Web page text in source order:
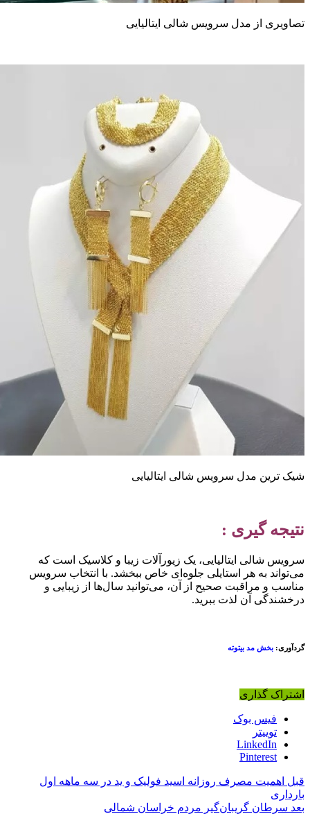
از مدل سرویس شالی ایتالیایی
ترین مدل سرویس شالی ایتالیایی
گیری :
شالی ایتالیایی، یک زیورآلات زیبا و کلاسیک است که
به هر استایلی جلوه‌ای خاص ببخشد. با انتخاب سرویس
و مراقبت صحیح از آن، می‌توانید سال‌ها از زیبایی و
آن لذت ببرید.
بخش مد بیتوته
گذاری
فیس بوک
توییتر
LinkedIn
Pinterest
اهمیت مصرف روزانه اسید فولیک و ید در سه ماهه اول
سرطان‌ گریبان‌گیر مردم خراسان شمالی